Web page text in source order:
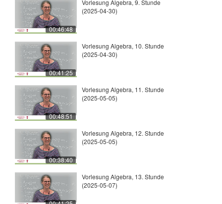
00:46:48
Vorlesung Algebra, 9. Stunde
(2025-04-30)
00:41:25
Vorlesung Algebra, 10. Stunde
(2025-04-30)
00:48:51
Vorlesung Algebra, 11. Stunde
(2025-05-05)
00:38:40
Vorlesung Algebra, 12. Stunde
(2025-05-05)
Vorlesung Algebra, 13. Stunde
(2025-05-07)